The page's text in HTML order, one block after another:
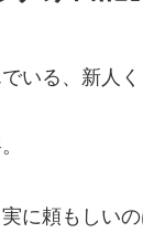
いる、新人く
に頼もしいの